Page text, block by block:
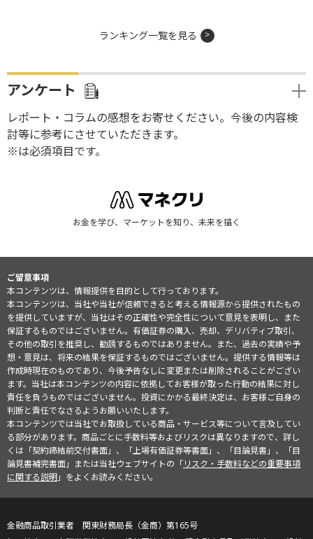
ランキング一覧を見る
アンケート
レポート・コラムの感想をお寄せください。今後の内容検
討等に参考にさせていただきます。
※は必須項目です。
お金を学び、マーケットを知り、未来を描く
ご留意事項
本コンテンツは、情報提供を目的として行っております。
本コンテンツは、当社や当社が信頼できると考える情報源から提供されたもの
を提供していますが、当社はその正確性や完全性について意見を表明し、また
保証するものではございません。有価証券の購入、売却、デリバティブ取引、
その他の取引を推奨し、勧誘するものではありません。また、過去の実績や予
想・意見は、将来の結果を保証するものではございません。提供する情報等は
作成時現在のものであり、今後予告なしに変更または削除されることがござい
ます。当社は本コンテンツの内容に依拠してお客様が取った行動の結果に対し
責任を負うものではございません。投資にかかる最終決定は、お客様ご自身の
判断と責任でなさるようお願いいたします。
本コンテンツでは当社でお取扱している商品・サービス等について言及してい
る部分があります。商品ごとに手数料等およびリスクは異なりますので、詳し
くは「契約締結前交付書面」、「上場有価証券等書面」、「目論見書」、「目
論見書補完書面」または当社ウェブサイトの「リスク・手数料などの重要事項
に関する説明」をよくお読みください。
金融商品取引業者 関東財務局長（金商）第165号